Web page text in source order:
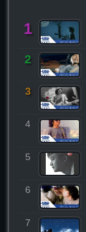
1
2
3
4
5
6
7